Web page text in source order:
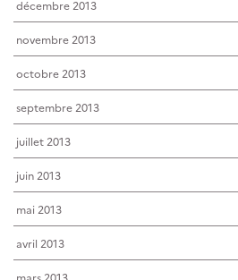
décembre 2013
novembre 2013
octobre 2013
septembre 2013
juillet 2013
juin 2013
mai 2013
avril 2013